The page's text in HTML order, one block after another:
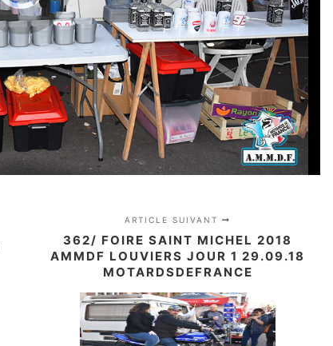
ARTICLE SUIVANT
362/ FOIRE SAINT MICHEL 2018
AMMDF LOUVIERS JOUR 1 29.09.18
MOTARDSDEFRANCE